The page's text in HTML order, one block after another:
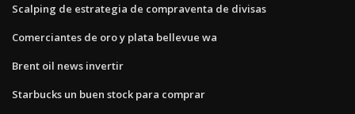
Scalping de estrategia de compraventa de divisas
Comerciantes de oro y plata bellevue wa
Brent oil news invertir
Starbucks un buen stock para comprar